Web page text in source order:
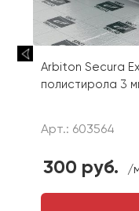
Arbiton Secura
полистирола 3
Арт.: 603564
300 руб. /